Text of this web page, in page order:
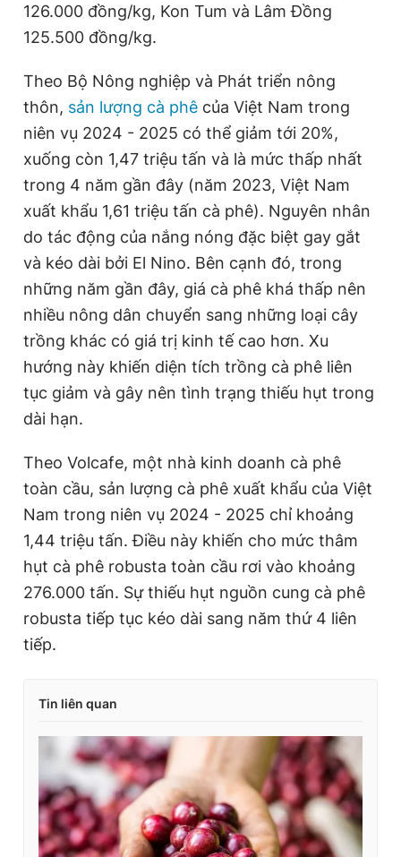
126.000 đồng/kg, Kon Tum và Lâm Đồng
125.500 đồng/kg.
Theo Bộ Nông nghiệp và Phát triển nông
thôn, sản lượng cà phê của Việt Nam trong
niên vụ 2024 - 2025 có thể giảm tới 20%,
xuống còn 1,47 triệu tấn và là mức thấp nhất
trong 4 năm gần đây (năm 2023, Việt Nam
xuất khẩu 1,61 triệu tấn cà phê). Nguyên nhân
do tác động của nắng nóng đặc biệt gay gắt
và kéo dài bởi El Nino. Bên cạnh đó, trong
những năm gần đây, giá cà phê khá thấp nên
nhiều nông dân chuyển sang những loại cây
trồng khác có giá trị kinh tế cao hơn. Xu
hướng này khiến diện tích trồng cà phê liên
tục giảm và gây nên tình trạng thiếu hụt trong
dài hạn.
Theo Volcafe, một nhà kinh doanh cà phê
toàn cầu, sản lượng cà phê xuất khẩu của Việt
Nam trong niên vụ 2024 - 2025 chỉ khoảng
1,44 triệu tấn. Điều này khiến cho mức thâm
hụt cà phê robusta toàn cầu rơi vào khoảng
276.000 tấn. Sự thiếu hụt nguồn cung cà phê
robusta tiếp tục kéo dài sang năm thứ 4 liên
tiếp.
Tin liên quan